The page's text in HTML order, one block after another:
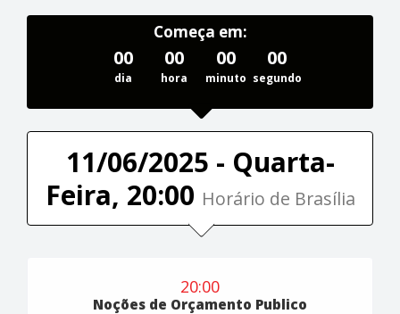
Começa em:
00
dia
00
hora
00
minuto
00
segundo
11/06/2025 - Quarta-
Feira, 20:00 Horário de Brasília
20:00
Noções de Orçamento Publico